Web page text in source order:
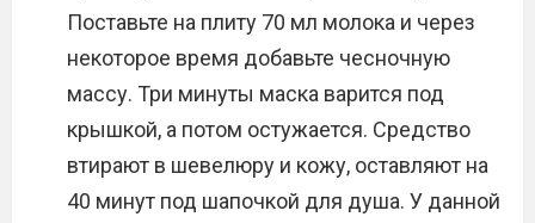
Поставьте на плиту 70 мл молока и через
некоторое время добавьте чесночную
массу. Три минуты маска варится под
крышкой, а потом остужается. Средство
втирают в шевелюру и кожу, оставляют на
40 минут под шапочкой для душа. У данной